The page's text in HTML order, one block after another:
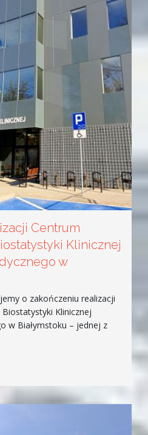
Centrum
Klinicznej
w
o zakończeniu realizacji
Klinicznej
w Białymstoku – jednej z